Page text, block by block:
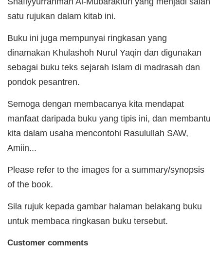
satu rujukan dalam kitab ini.
Buku ini juga mempunyai ringkasan yang
dinamakan Khulashoh Nurul Yaqin dan digunakan
sebagai buku teks sejarah Islam di madrasah dan
pondok pesantren.
Semoga dengan membacanya kita mendapat
manfaat daripada buku yang tipis ini, dan membantu
kita dalam usaha mencontohi Rasulullah SAW,
Amiin...
Please refer to the images for a summary/synopsis
of the book.
Sila rujuk kepada gambar halaman belakang buku
untuk membaca ringkasan buku tersebut.
Customer comments